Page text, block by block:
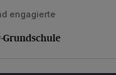
engagierte
Grundschule